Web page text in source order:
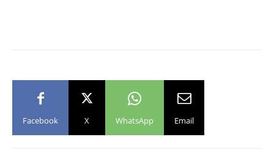
Facebook X WhatsApp Email